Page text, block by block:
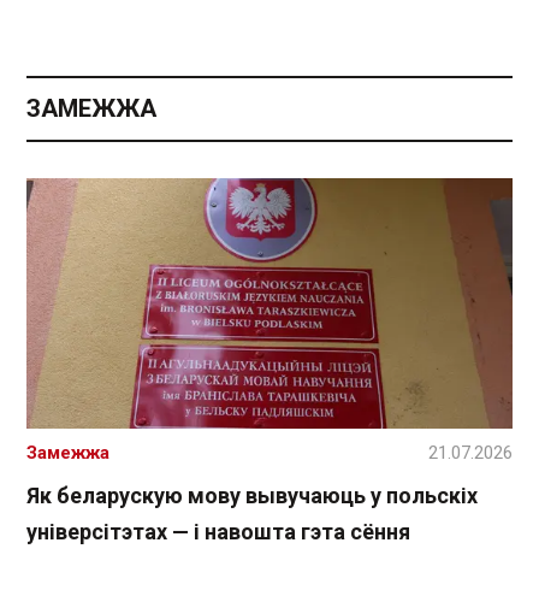
ЗАМЕЖЖА
Як беларускую мову вывучаюць у польскіх
універсітэтах — і навошта гэта сёння
Замежжа 21.07.2026